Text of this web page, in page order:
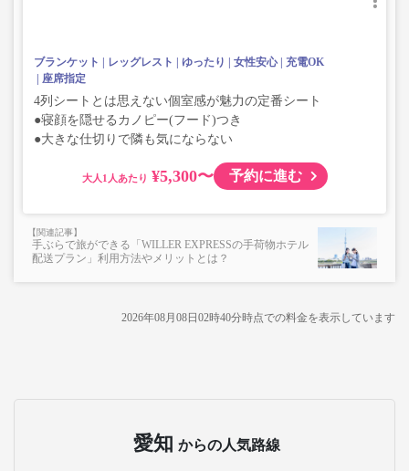
ブランケット レッグレスト ゆったり 女性安心
充電OK
座席指定
4列シートとは思えない個室感が魅力の定番シート
●寝顔を隠せるカノピー(フード)つき
●大きな仕切りで隣も気にならない
大人 ¥5,300〜 予約に進む
手ぶらで旅ができる「WILLER EXPRESSの手荷物ホテル
配送プラン」利用方法やメリットとは？
2026年08月08日02時40分時点での料金を表示しています
愛知 からの人気路線